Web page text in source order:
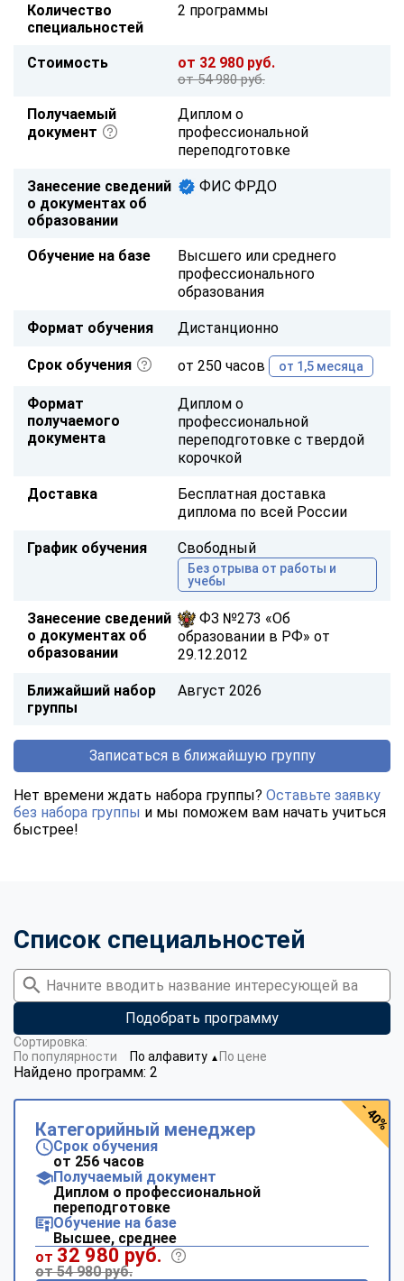
Количество
специальностей
2 программы
Стоимость от 32 980 руб.
от 54 980 руб.
Получаемый
документ
Диплом о
профессиональной
переподготовке
Занесение сведений
о документах об
образовании
ФИС ФРДО
Обучение на базе
Высшего или среднего
профессионального
образования
Формат обучения Дистанционно
Срок обучения от 250 часов от 1,5 месяца
Формат
получаемого
документа
Диплом о
профессиональной
переподготовке с твердой
корочкой
Доставка
Бесплатная доставка
диплома по всей России
График обучения Свободный
Без отрыва от работы и
учебы
Занесение сведений
о документах об
образовании
ФЗ №273 «Об
образовании в РФ» от
29.12.2012
Ближайший набор
группы
Август 2026
Записаться в ближайшую группу
Нет времени ждать набора группы? Оставьте заявку
без набора группы и мы поможем вам начать учиться
быстрее!
Список специальностей
Подобрать программу
Найдено программ: 2
Сортировка:
По популярности
По алфавиту ▼ По цене
Категорийный менеджер
Срок обучения
от 256 часов
Получаемый документ
Диплом о профессиональной
переподготовке
Обучение на базе
Высшее, среднее
от 32 980 руб.
от 54 980 руб.
- 40%